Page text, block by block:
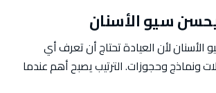
سيو الأسنان
الأسنان لأن العيادة تحتاج أن تعرف أي
ونماذج وحجوزات. الترتيب يصبح أهم عندما